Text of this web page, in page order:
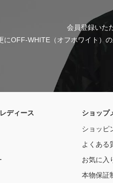
会員登録いた
にOFF-WHITE（オフホワイト）
ディース
ショップ
ショッピ
よくある
お気に入
本物保証